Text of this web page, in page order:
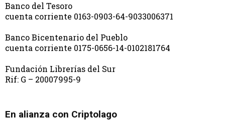
Banco del Tesoro
cuenta corriente 0163-0903-64-9033006371
Banco Bicentenario del Pueblo
cuenta corriente 0175-0656-14-0102181764
Fundación Librerías del Sur
Rif: G – 20007995-9
En alianza con Criptolago